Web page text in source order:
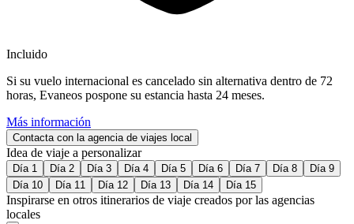
Incluido
Si su vuelo internacional es cancelado sin alternativa dentro de 72
horas, Evaneos pospone su estancia hasta 24 meses.
Más información
Contacta con la agencia de viajes local
Idea de viaje a personalizar
Día 1 Día 2 Día 3 Día 4 Día 5 Día 6 Día 7 Día 8
Día 9
Día 10
Día 11 Día 12 Día 13 Día 14 Día 15
Inspirarse en otros itinerarios de viaje creados por las agencias
locales